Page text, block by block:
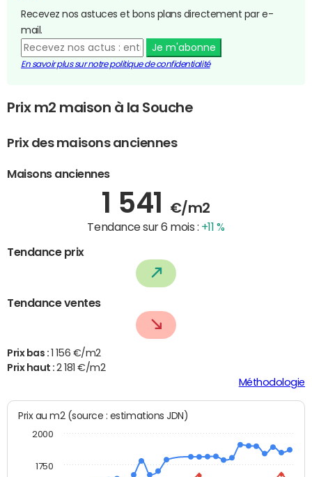
Recevez nos astuces et bons plans directement par e-
mail.
Je m'abonne
En savoir plus sur notre politique de confidentialité
Prix m2 maison à la Souche
Prix des maisons anciennes
Maisons anciennes
1 541 €/m2
Tendance sur 6 mois : +11 %
Tendance prix
Tendance ventes
Prix bas :
1 156 €/m2
Prix haut :2 181 €/m2
Méthodologie
Prix au m2 (source : estimations JDN)
1750
2000